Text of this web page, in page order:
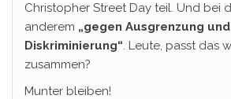
Christopher Street Day teil. Und bei
anderem „gegen Ausgrenzung und
Diskriminierung“. Leute, passt das
zusammen?
Munter bleiben!